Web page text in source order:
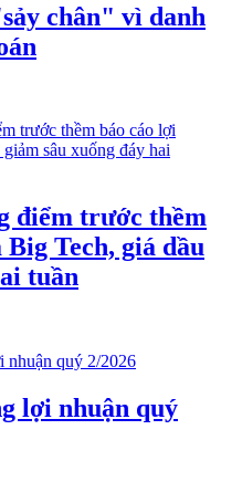
chân" vì danh
điểm trước thềm
Tech, giá dầu
tuần
lợi nhuận quý